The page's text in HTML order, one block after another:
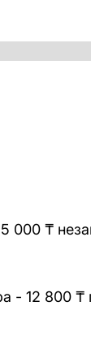
000 ₸
- 12 800